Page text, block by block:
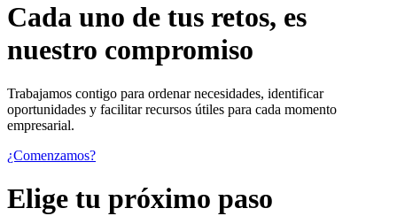
Cada uno de tus retos, es
nuestro compromiso
Trabajamos contigo para ordenar necesidades, identificar
oportunidades y facilitar recursos útiles para cada momento
empresarial.
¿Comenzamos?
Elige tu próximo paso